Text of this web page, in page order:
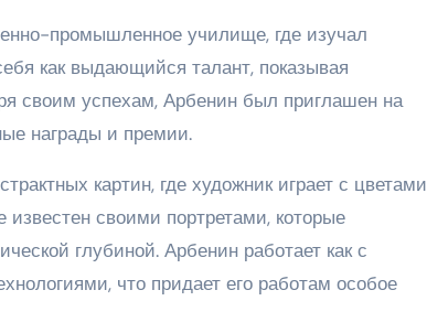
промышленное училище, где изучал
как выдающийся талант, показывая
своим успехам, Арбенин был приглашен на
награды и премии.
картин, где художник играет с цветами
своими портретами, которые
глубиной. Арбенин работает как с
что придает его работам особое